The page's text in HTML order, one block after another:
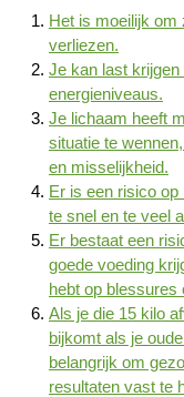
Het is moeilijk om
verliezen.
Je kan last
energieniveaus.
Je lichaam heeft
situatie te
en misselijkheid.
Er is een risico
te snel en te veel
Er bestaat een
goede voeding
hebt op blessures
Als je die 15 kilo
bijkomt als je
belangrijk om
resultaten vast te